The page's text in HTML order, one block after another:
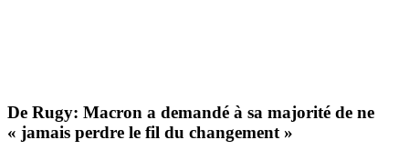
De Rugy: Macron a demandé à sa majorité de ne
« jamais perdre le fil du changement »